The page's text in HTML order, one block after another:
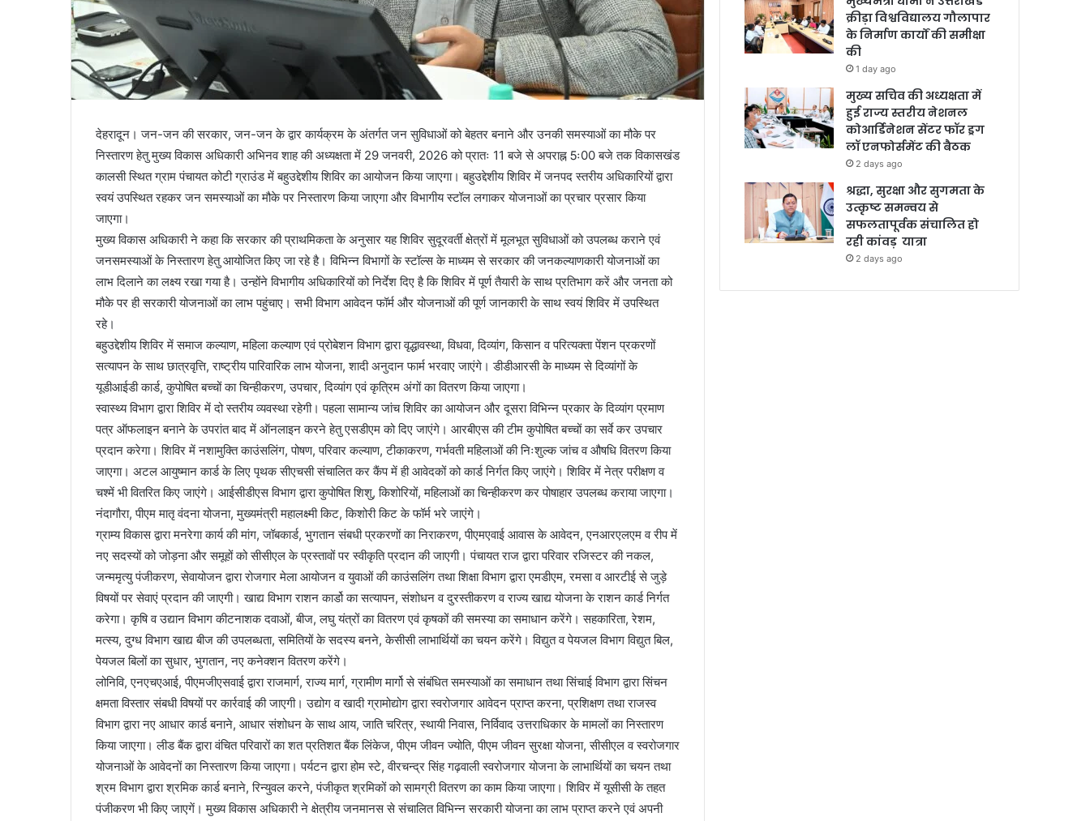
देहरादून। जन-जन की सरकार, जन-जन के द्वार कार्यक्रम के अंतर्गत जन सुविधाओं को बेहतर बनाने और उनकी समस्याओं का मौके पर
निस्तारण हेतु मुख्य विकास अधिकारी अभिनव शाह की अध्यक्षता में 29 जनवरी, 2026 को प्रातः 11 बजे से अपराह्न 5ः00 बजे तक विकासखंड
कालसी स्थित ग्राम पंचायत कोटी ग्राउंड में बहुउद्देशीय शिविर का आयोजन किया जाएगा। बहुउद्देशीय शिविर में जनपद स्तरीय अधिकारियों द्वारा
स्वयं उपस्थित रहकर जन समस्याओं का मौके पर निस्तारण किया जाएगा और विभागीय स्टॉल लगाकर योजनाओं का प्रचार प्रसार किया
जाएगा।
मुख्य विकास अधिकारी ने कहा कि सरकार की प्राथमिकता के अनुसार यह शिविर सुदूरवर्ती क्षेत्रों में मूलभूत सुविधाओं को उपलब्ध कराने एवं
जनसमस्याओं के निस्तारण हेतु आयोजित किए जा रहे है। विभिन्न विभागों के स्टॉल्स के माध्यम से सरकार की जनकल्याणकारी योजनाओं का
लाभ दिलाने का लक्ष्य रखा गया है। उन्होंने विभागीय अधिकारियों को निर्देश दिए है कि शिविर में पूर्ण तैयारी के साथ प्रतिभाग करें और जनता को
मौके पर ही सरकारी योजनाओं का लाभ पहुंचाए। सभी विभाग आवेदन फॉर्म और योजनाओं की पूर्ण जानकारी के साथ स्वयं शिविर में उपस्थित
रहे।
बहुउद्देशीय शिविर में समाज कल्याण, महिला कल्याण एवं प्रोबेशन विभाग द्वारा वृद्धावस्था, विधवा, दिव्यांग, किसान व परित्यक्ता पेंशन प्रकरणों
सत्यापन के साथ छात्रवृत्ति, राष्ट्रीय पारिवारिक लाभ योजना, शादी अनुदान फार्म भरवाए जाएंगे। डीडीआरसी के माध्यम से दिव्यांगों के
यूडीआईडी कार्ड, कुपोषित बच्चों का चिन्हीकरण, उपचार, दिव्यांग एवं कृत्रिम अंगों का वितरण किया जाएगा।
स्वास्थ्य विभाग द्वारा शिविर में दो स्तरीय व्यवस्था रहेगी। पहला सामान्य जांच शिविर का आयोजन और दूसरा विभिन्न प्रकार के दिव्यांग प्रमाण
पत्र ऑफलाइन बनाने के उपरांत बाद में ऑनलाइन करने हेतु एसडीएम को दिए जाएंगे। आरबीएस की टीम कुपोषित बच्चों का सर्वे कर उपचार
प्रदान करेगा। शिविर में नशामुक्ति काउंसलिंग, पोषण, परिवार कल्याण, टीकाकरण, गर्भवती महिलाओं की निःशुल्क जांच व औषधि वितरण किया
जाएगा। अटल आयुष्मान कार्ड के लिए पृथक सीएचसी संचालित कर कैंप में ही आवेदकों को कार्ड निर्गत किए जाएंगे। शिविर में नेत्र परीक्षण व
चश्में भी वितरित किए जाएंगे। आईसीडीएस विभाग द्वारा कुपोषित शिशु, किशोरियों, महिलाओं का चिन्हीकरण कर पोषाहार उपलब्ध कराया जाएगा।
नंदागौरा, पीएम मातृ वंदना योजना, मुख्यमंत्री महालक्ष्मी किट, किशोरी किट के फॉर्म भरे जाएंगे।
ग्राम्य विकास द्वारा मनरेगा कार्य की मांग, जॉबकार्ड, भुगतान संबधी प्रकरणों का निराकरण, पीएमएवाई आवास के आवेदन, एनआरएलएम व रीप में
नए सदस्यों को जोड़ना और समूहों को सीसीएल के प्रस्तावों पर स्वीकृति प्रदान की जाएगी। पंचायत राज द्वारा परिवार रजिस्टर की नकल,
जन्ममृत्यु पंजीकरण, सेवायोजन द्वारा रोजगार मेला आयोजन व युवाओं की काउंसलिंग तथा शिक्षा विभाग द्वारा एमडीएम, रमसा व आरटीई से जुड़े
विषयों पर सेवाएं प्रदान की जाएगी। खाद्य विभाग राशन कार्डो का सत्यापन, संशोधन व दुरस्तीकरण व राज्य खाद्य योजना के राशन कार्ड निर्गत
करेगा। कृषि व उद्यान विभाग कीटनाशक दवाओं, बीज, लघु यंत्रों का वितरण एवं कृषकों की समस्या का समाधान करेंगे। सहकारिता, रेशम,
मत्स्य, दुग्ध विभाग खाद्य बीज की उपलब्धता, समितियों के सदस्य बनने, केसीसी लाभार्थियों का चयन करेंगे। विद्युत व पेयजल विभाग विद्युत बिल,
पेयजल बिलों का सुधार, भुगतान, नए कनेक्शन वितरण करेंगे।
लोनिवि, एनएचएआई, पीएमजीएसवाई द्वारा राजमार्ग, राज्य मार्ग, ग्रामीण मार्गो से संबंधित समस्याओं का समाधान तथा सिंचाई विभाग द्वारा सिंचन
क्षमता विस्तार संबधी विषयों पर कार्रवाई की जाएगी। उद्योग व खादी ग्रामोद्योग द्वारा स्वरोजगार आवेदन प्राप्त करना, प्रशिक्षण तथा राजस्व
विभाग द्वारा नए आधार कार्ड बनाने, आधार संशोधन के साथ आय, जाति चरित्र, स्थायी निवास, निर्विवाद उत्तराधिकार के मामलों का निस्तारण
किया जाएगा। लीड बैंक द्वारा वंचित परिवारों का शत प्रतिशत बैंक लिंकेज, पीएम जीवन ज्योति, पीएम जीवन सुरक्षा योजना, सीसीएल व स्वरोजगार
योजनाओं के आवेदनों का निस्तारण किया जाएगा। पर्यटन द्वारा होम स्टे, वीरचन्द्र सिंह गढ़वाली स्वरोजगार योजना के लाभार्थियों का चयन तथा
श्रम विभाग द्वारा श्रमिक कार्ड बनाने, रिन्युवल करने, पंजीकृत श्रमिकों को सामग्री वितरण का काम किया जाएगा। शिविर में यूसीसी के तहत
पंजीकरण भी किए जाएगें। मुख्य विकास अधिकारी ने क्षेत्रीय जनमानस से संचालित विभिन्न सरकारी योजना का लाभ प्राप्त करने एवं अपनी
क्रीड़ा विश्वविद्यालय गौलापार
के निर्माण कार्यों की समीक्षा
की
1 day ago
मुख्य सचिव की अध्यक्षता में
हुई राज्य स्तरीय नेशनल
कोआर्डिनेशन सेंटर फॉर ड्रग
लॉ एनफोर्समेंट की बैठक
2 days ago
श्रद्धा, सुरक्षा और सुगमता के
उत्कृष्ट समन्वय से
सफलतापूर्वक संचालित हो
रही कांवड़ यात्रा
2 days ago